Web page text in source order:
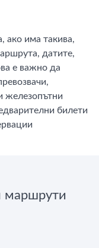
ако има такива,
датите,
е важно да
железопътни
билети
маршрути